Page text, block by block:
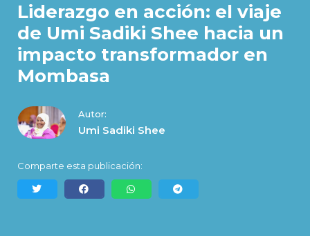
Liderazgo en acción: el viaje
de Umi Sadiki Shee hacia un
impacto transformador en
Mombasa
Autor:
Umi Sadiki Shee
Comparte esta publicación: